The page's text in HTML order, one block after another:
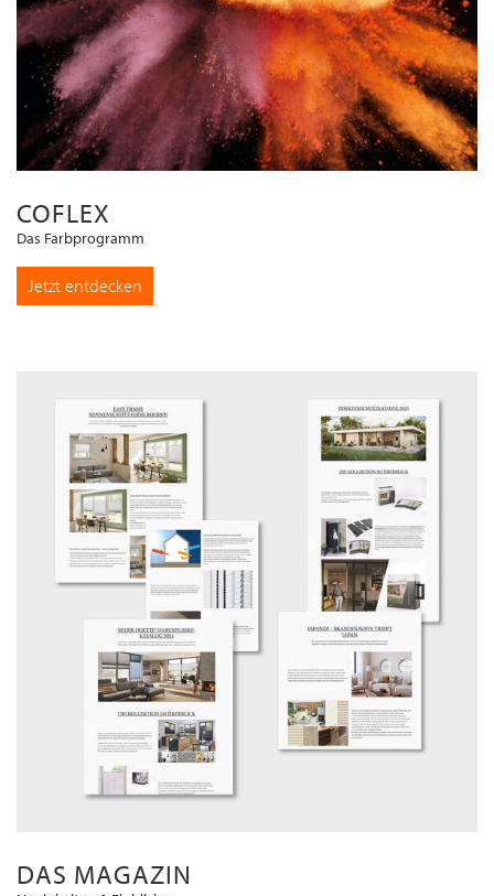
COFLEX
Das Farbprogramm
Jetzt entdecken
DAS MAGAZIN